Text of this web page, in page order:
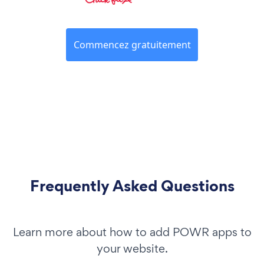
Commencez gratuitement
Frequently Asked Questions
Learn more about how to add POWR apps to
your website.